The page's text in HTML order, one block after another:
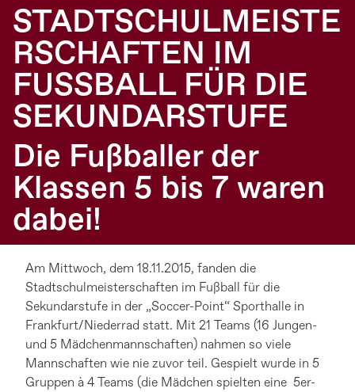
STADTSCHULMEISTE
RSCHAFTEN IM
FUSSBALL FÜR DIE S
EKUNDARSTUFE
Die Fußballer der
Klassen 5 bis 7 waren
dabei!
Am Mittwoch, dem 18.11.2015, fanden die
Stadtschulmeisterschaften im Fußball für die
Sekundarstufe in der „Soccer-Point“ Sporthalle in
Frankfurt/Niederrad statt. Mit 21 Teams (16 Jungen-
und 5 Mädchenmannschaften) nahmen so viele
Mannschaften wie nie zuvor teil. Gespielt wurde in 5
Gruppen à 4 Teams (die Mädchen spielten eine 5er-